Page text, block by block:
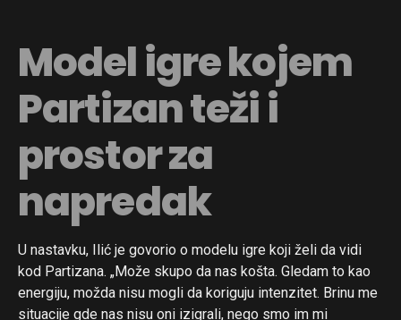
Model igre kojem
Partizan teži i
prostor za
napredak
U nastavku, Ilić je govorio o modelu igre koji želi da vidi
kod Partizana. „Može skupo da nas košta. Gledam to kao
energiju, možda nisu mogli da koriguju intenzitet. Brinu me
situacije gde nas nisu oni izigrali, nego smo im mi